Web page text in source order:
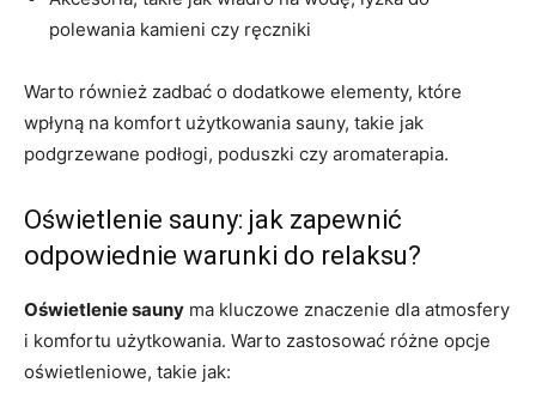
polewania kamieni czy ręczniki
Warto również zadbać o dodatkowe elementy, które
wpłyną na komfort użytkowania sauny, takie jak
podgrzewane podłogi, poduszki czy aromaterapia.
Oświetlenie sauny: jak zapewnić
odpowiednie warunki do relaksu?
Oświetlenie sauny ma kluczowe znaczenie dla atmosfery
i komfortu użytkowania. Warto zastosować różne opcje
oświetleniowe, takie jak: